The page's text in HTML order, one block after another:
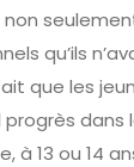
non
qu’ils
que les
dans
à 13 ou 14